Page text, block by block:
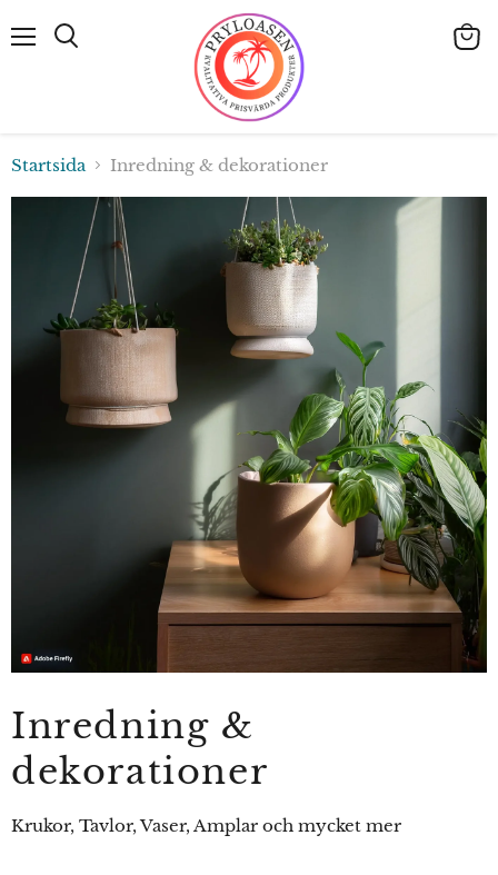
Startsida Inredning & dekorationer
Inredning &
dekorationer
Krukor, Tavlor, Vaser, Amplar och mycket mer